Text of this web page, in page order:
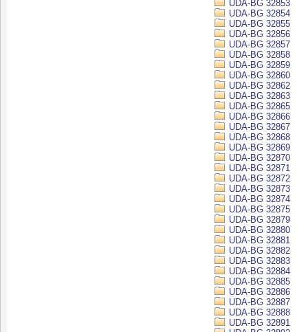
UDA-BG 32853
UDA-BG 32854
UDA-BG 32855
UDA-BG 32856
UDA-BG 32857
UDA-BG 32858
UDA-BG 32859
UDA-BG 32860
UDA-BG 32862
UDA-BG 32863
UDA-BG 32865
UDA-BG 32866
UDA-BG 32867
UDA-BG 32868
UDA-BG 32869
UDA-BG 32870
UDA-BG 32871
UDA-BG 32872
UDA-BG 32873
UDA-BG 32874
UDA-BG 32875
UDA-BG 32879
UDA-BG 32880
UDA-BG 32881
UDA-BG 32882
UDA-BG 32883
UDA-BG 32884
UDA-BG 32885
UDA-BG 32886
UDA-BG 32887
UDA-BG 32888
UDA-BG 32891